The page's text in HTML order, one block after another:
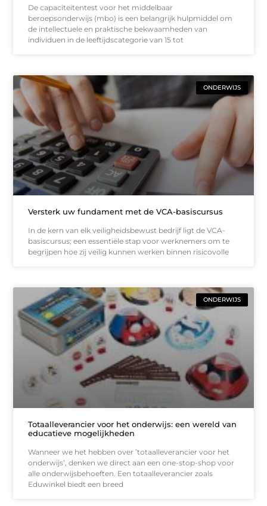
De capaciteitentest voor het middelbaar
beroepsonderwijs (mbo) is een belangrijk hulpmiddel om
de intellectuele en praktische bekwaamheden van
individuen in de leeftijdscategorie van 15 tot
ONDERWIJS
Versterk uw fundament met de VCA-basiscursus
In de kern van elk veiligheidsbewust bedrijf ligt de VCA-
basiscursus; een essentiële stap voor werknemers om te
begrijpen hoe zij veilig kunnen werken binnen risicovolle
ONDERWIJS
Totaalleverancier voor het onderwijs: een wereld van
educatieve mogelijkheden
Wanneer we het hebben over ’totaalleverancier voor het
onderwijs’, denken we direct aan een one-stop-shop voor
alle onderwijsbehoeften. Een totaalleverancier zoals
Eduwinkel biedt een breed